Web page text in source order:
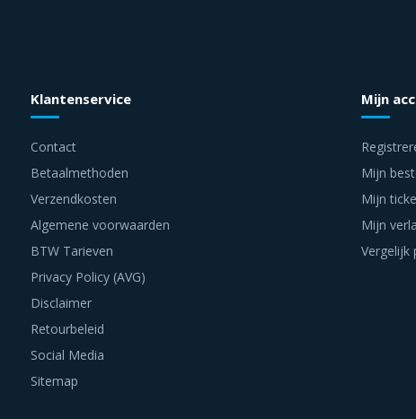
Klantenservice
Contact
Betaalmethoden
Verzendkosten
Algemene voorwaarden
BTW Tarieven
Privacy Policy (AVG)
Disclaimer
Retourbeleid
Social Media
Sitemap
Mijn
Mijn
Mijn
Mijn
Vergelijk